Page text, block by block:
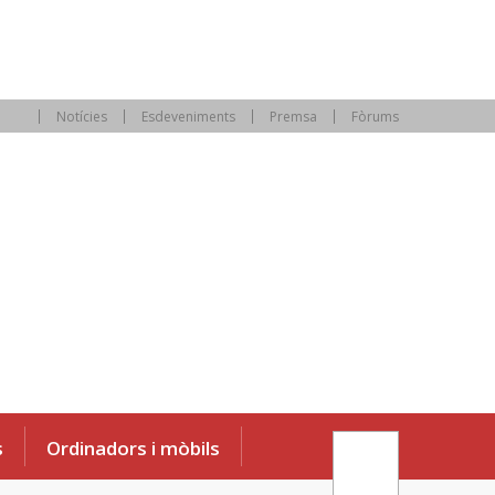
Notícies Esdeveniments Premsa Fòrums
Ordinadors i mòbils